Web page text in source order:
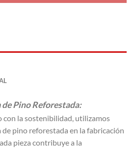
de Pino Reforestada:
con la sostenibilidad, utilizamos
pino reforestada en la fabricación
pieza contribuye a la